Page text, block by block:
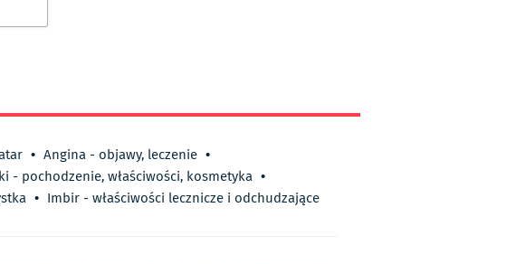
• Angina - objawy, leczenie •
- pochodzenie, właściwości, kosmetyka •
• Imbir - właściwości lecznicze i odchudzające